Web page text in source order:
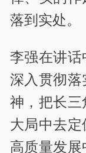
落到实处。
李强在讲话
深入贯彻
神，把长三
大局中去
高质量发